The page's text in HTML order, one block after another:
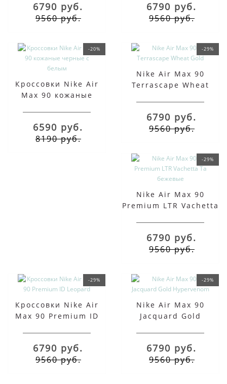
6790 руб.
9560 руб.
6790 руб.
9560 руб.
-20%
Кроссовки Nike Air
Max 90 кожаные
6590 руб.
8190 руб.
-29%
Nike Air Max 90
Terrascape Wheat
6790 руб.
9560 руб.
-29%
Nike Air Max 90
Premium LTR Vachetta
6790 руб.
9560 руб.
-29%
Кроссовки Nike Air
Max 90 Premium ID
6790 руб.
9560 руб.
-29%
Nike Air Max 90
Jacquard Gold
6790 руб.
9560 руб.